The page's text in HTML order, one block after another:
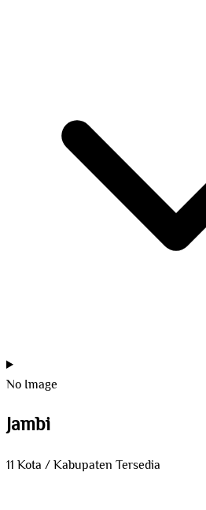
No Image
Jambi
11 Kota / Kabupaten Tersedia